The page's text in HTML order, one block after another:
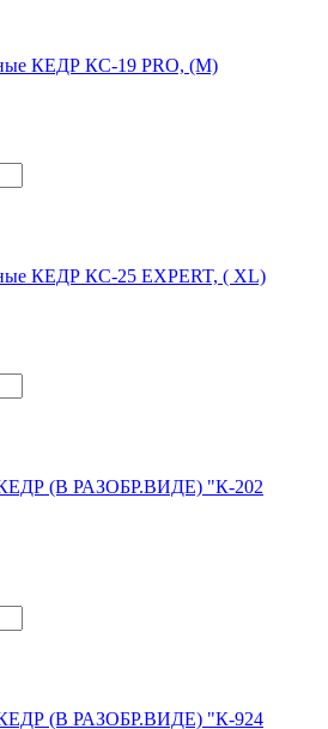
КЕДР КС-19 PRO, (M)
КЕДР КС-25 EXPERT, ( XL)
(В РАЗОБР.ВИДЕ) "К-202
(В РАЗОБР.ВИДЕ) "К-924